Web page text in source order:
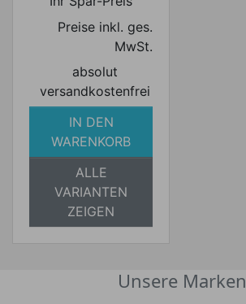
Preise inkl. ges.
MwSt.
absolut
versandkostenfrei
IN DEN
WARENKORB
ALLE
VARIANTEN
ZEIGEN
Unsere Marken